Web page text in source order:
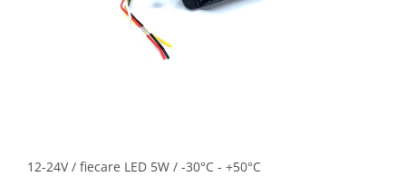
12-24V / fiecare LED 5W / -30°C - +50°C